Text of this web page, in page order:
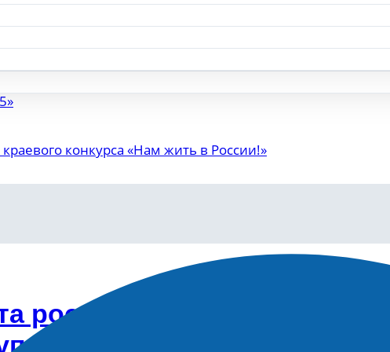
муниципальную премию имени Николая Костарева
конкурса «Нам жить в России!»
российского города попал
полномочиями